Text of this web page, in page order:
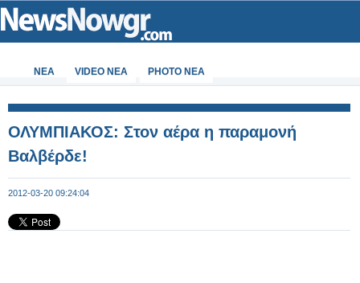
ΝΕΑ VIDEO NEA PHOTO NEA
ΟΛΥΜΠΙΑΚΟΣ: Στον αέρα η παραμονή
Βαλβέρδε!
2012-03-20 09:24:04